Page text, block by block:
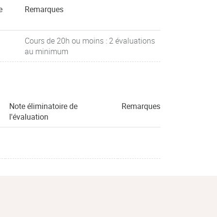
Remarques
Cours de 20h ou moins : 2 évaluations
au minimum
Note éliminatoire de
l'évaluation
Remarques